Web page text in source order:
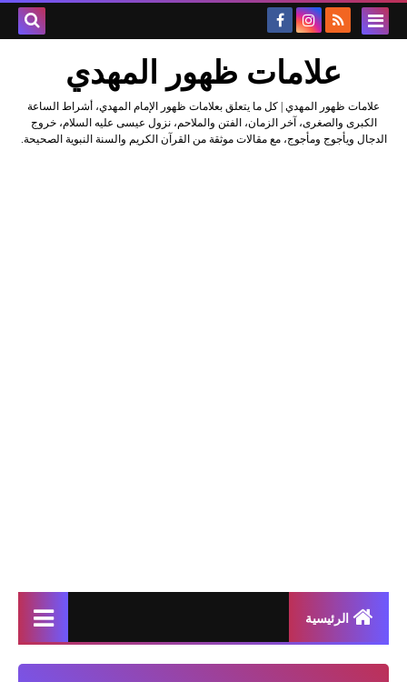
علامات ظهور المهدي
علامات ظهور المهدي | كل ما يتعلق بعلامات ظهور الإمام المهدي، أشراط الساعة
الكبرى والصغرى، آخر الزمان، الفتن والملاحم، نزول عيسى عليه السلام، خروج
الدجال ويأجوج ومأجوج، مع مقالات موثقة من القرآن الكريم والسنة النبوية الصحيحة.
الرئيسية